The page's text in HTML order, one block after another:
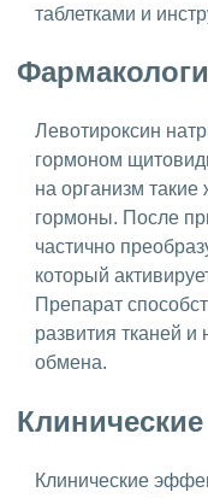
таблетками и
Левотироксин
гормоном
на организм
гормоны. После
частично
который
Препарат
развития тканей и
обмена.
Клинические